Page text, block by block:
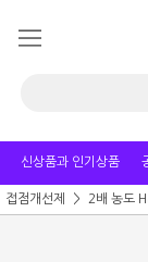
신상품과 인기상품
접점개선제 2배 농도